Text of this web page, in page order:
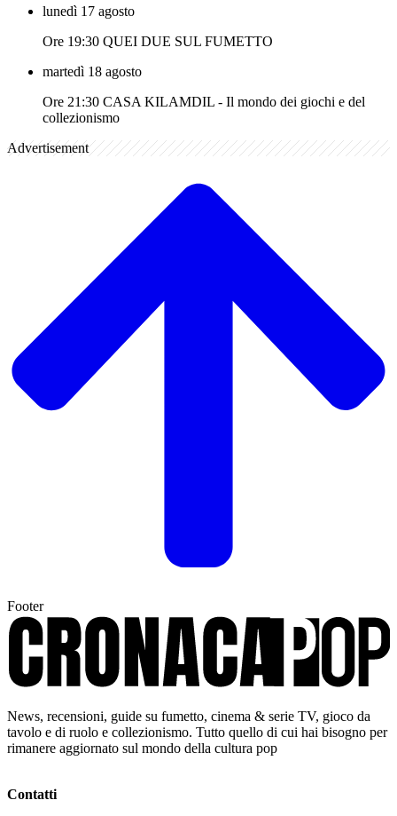
lunedì 17 agosto
Ore 19:30 QUEI DUE SUL FUMETTO
martedì 18 agosto
Ore 21:30 CASA KILAMDIL - Il mondo dei giochi e del
collezionismo
Advertisement
Footer
News, recensioni, guide su fumetto, cinema & serie TV, gioco da
tavolo e di ruolo e collezionismo. Tutto quello di cui hai bisogno per
rimanere aggiornato sul mondo della cultura pop
Contatti